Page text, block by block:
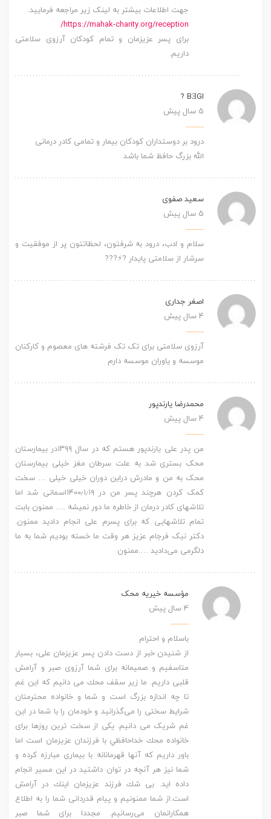
جهت اطلاعات بیشتر به لینک زیر مراجعه فرمایید.
https://mahak-charity.org/reception/
برای پسر عزیزمان و تمام کودکان آرزوی سلامتی
داریم.
BƎGI ?
5 سال پیش
درود بر دوستداران کودکان بیمار و تمامی کادر درمانی
الله بزرگ حافظ شما باشد
سعید صفوی
5 سال پیش
سلام و ادب، درود به شرفتون، لحظاتتون پر از موفقیت و
سرشار از سلامتی پایدار ?⚡???
اصغر جداری
4 سال پیش
آرزوی سلامتی برای تک تک فرشته های معصوم و کارکنان
موسسه و یاوران موسسه دارم
محمدرضا یارندپور
4 سال پیش
من پدر علی یارندپور هستم که در سال ۱۳۹۹در بیمارستان
محک بستری شد به علت سرطان مغز خیلی بیمارستان
محک به من و مادرش دراین دوران خیلی خیلی … سخت
کمک کردن هرچند پسر من در ۱۴۰۰٫۱٫۱۹اسمانی شد اما
تلاشهای کادر درمان از خاطره ما دور نمیشه …. ممنون بابت
تمام تلاشهایی که برای پسرم علی انجام دادید ممنون.
دکتر نیک فرجام عزیز هر وقت ما خسته بودیم شما به ما
دلگرمی می‌دادید ….ممنون
مؤسسه خیریه محک
4 سال پیش
باسلام و احترام
از شنیدن خبر از دست دادن پسر عزیزمان علی، بسیار
متاسفیم و صمیمانه برای شما آرزوی صبر و آرامش
قلبی داریم. ما زير سقف محك مى دانيم كه اين غم
تا چه اندازه بزرگ است و شما و خانواده محترمتان
شرایط سختی را مى‌گذرانيد و خودمان را با شما در این
غم شریک مى دانيم. يكى از سخت ترين روزها براى
خانواده محك خداحافظي با فرزندان عزيزمان است اما
باور داريم كه آنها قهرمانانه با بيمارى مبارزه كرده و
شما نيز هر آنچه در توان داشتيد در اين مسير انجام
داده ايد. بى شك فرزند عزيزمان اينك در آرامش
است.از شما ممنونیم و پیام قدردانی شما را به اطلاع
همکارانمان می‌رسانیم. مجددا برای شما صبر